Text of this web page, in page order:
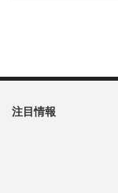
注目情報